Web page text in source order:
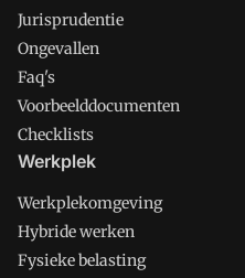
Jurisprudentie
Ongevallen
Faq's
Voorbeelddocumenten
Checklists
Werkplek
Werkplekomgeving
Hybride werken
Fysieke belasting